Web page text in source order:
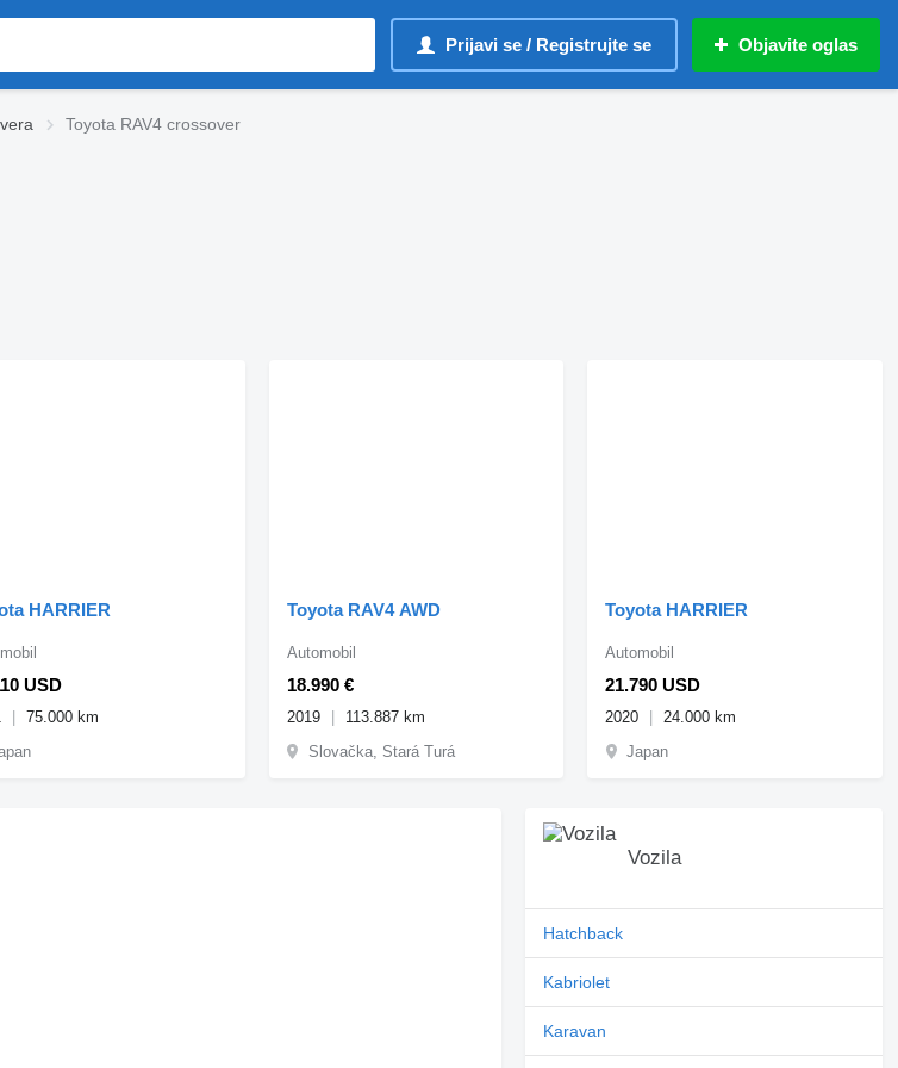
Prijavi se / Registrujte se Objavite oglas
Toyota RAV4 crossover
HARRIER
USD
75.000 km
Toyota RAV4 AWD
18.990 €
Automobil
2019
113.887 km
Slovačka, Stará Turá
Toyota HARRIER
21.790 USD
Automobil
2020
24.000 km
Japan
Vozila
Hatchback
Kabriolet
Karavan